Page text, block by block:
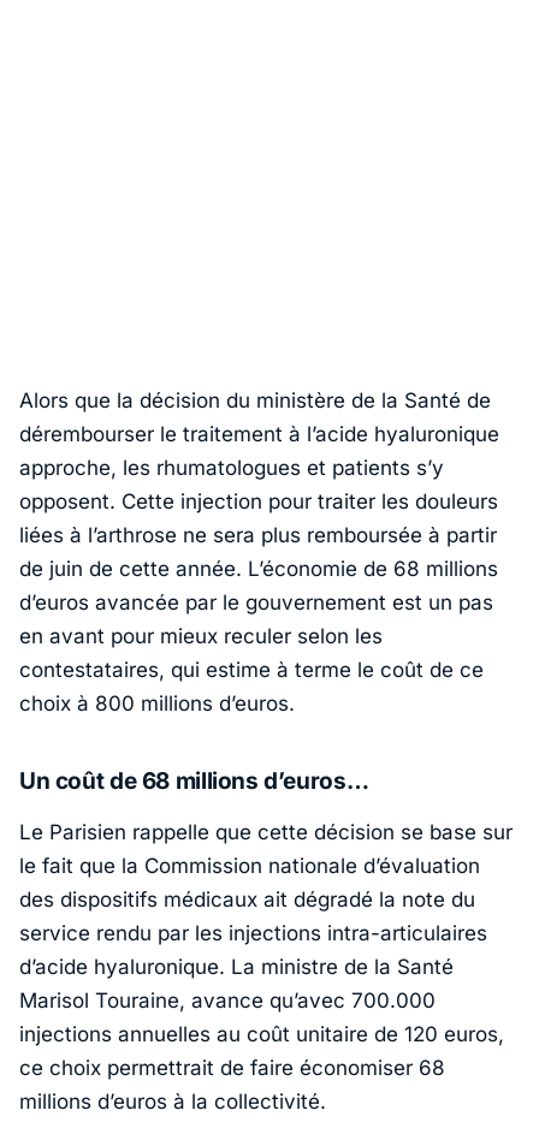
Alors que la décision du ministère de la Santé de
dérembourser le traitement à l’acide hyaluronique
approche, les rhumatologues et patients s’y
opposent. Cette injection pour traiter les douleurs
liées à l’arthrose ne sera plus remboursée à partir
de juin de cette année. L’économie de 68 millions
d’euros avancée par le gouvernement est un pas
en avant pour mieux reculer selon les
contestataires, qui estime à terme le coût de ce
choix à 800 millions d’euros.
Un coût de 68 millions d’euros…
Le Parisien rappelle que cette décision se base sur
le fait que la Commission nationale d’évaluation
des dispositifs médicaux ait dégradé la note du
service rendu par les injections intra-articulaires
d’acide hyaluronique. La ministre de la Santé
Marisol Touraine, avance qu’avec 700.000
injections annuelles au coût unitaire de 120 euros,
ce choix permettrait de faire économiser 68
millions d’euros à la collectivité.